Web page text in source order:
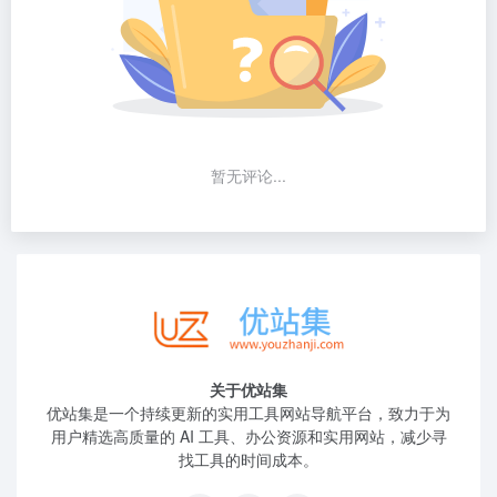
暂无评论...
关于优站集
优站集是一个持续更新的实用工具网站导航平台，致力于为
用户精选高质量的 AI 工具、办公资源和实用网站，减少寻
找工具的时间成本。